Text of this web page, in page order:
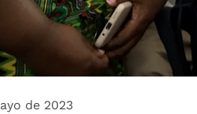
de 2023